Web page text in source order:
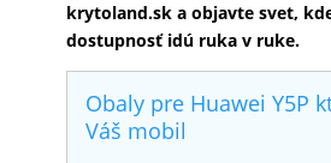
krytoland.sk a objavte svet,
dostupnosť idú ruka v ruke.
Obaly pre Huawei Y5P
Váš mobil